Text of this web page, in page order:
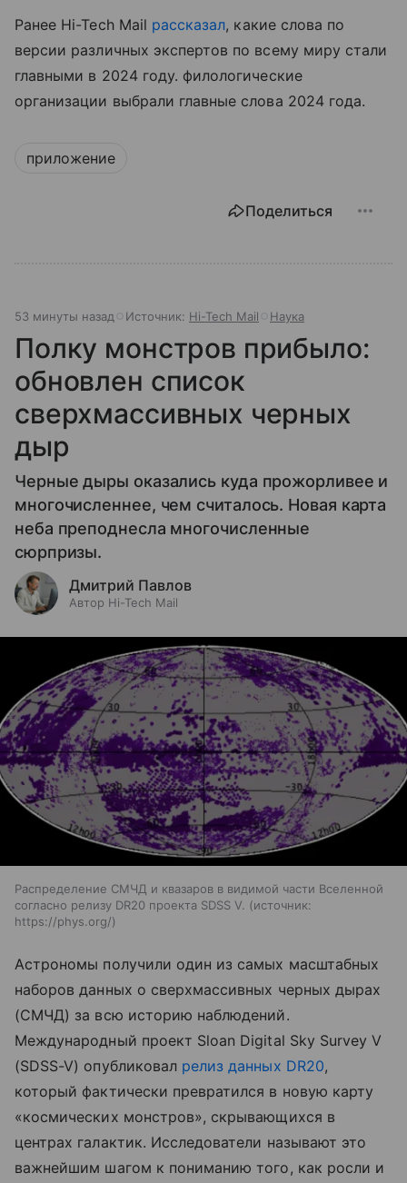
Ранее Hi-Tech Mail рассказал, какие слова по
версии различных экспертов по всему миру стали
главными в 2024 году. филологические
организации выбрали главные слова 2024 года.
приложение
Поделиться
53 минуты назад Источник: Hi-Tech Mail Наука
Полку монстров прибыло:
обновлен список
сверхмассивных черных
дыр
Черные дыры оказались куда прожорливее и
многочисленнее, чем считалось. Новая карта
неба преподнесла многочисленные
сюрпризы.
Дмитрий Павлов
Автор Hi-Tech Mail
Распределение СМЧД и квазаров в видимой части Вселенной
согласно релизу DR20 проекта SDSS V.
источник:
https://phys.org/
Астрономы получили один из самых масштабных
наборов данных о сверхмассивных черных дырах
(СМЧД) за всю историю наблюдений.
Международный проект Sloan Digital Sky Survey V
(SDSS-V) опубликовал релиз данных DR20,
который фактически превратился в новую карту
«космических монстров», скрывающихся в
центрах галактик. Исследователи называют это
важнейшим шагом к пониманию того, как росли и